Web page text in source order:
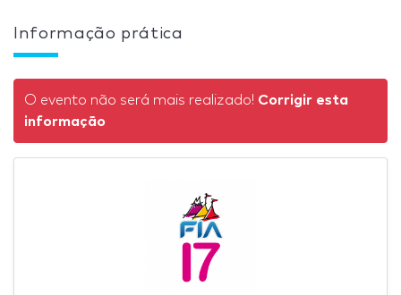
Informação prática
O evento não será mais realizado! Corrigir esta
informação